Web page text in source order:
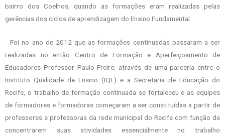
bairro dos Coelhos, quando as formações eram realizadas pelas
gerências dos ciclos de aprendizagem do Ensino Fundamental.
Foi no ano de 2012 que as formações continuadas passaram a ser
realizadas no então Centro de Formação e Aperfeiçoamento de
Educadores Professor Paulo Freire; através de uma parceria entre o
Instituto Qualidade de Ensino (IQE) e a Secretaria de Educação do
Recife, o trabalho de formação continuada se fortaleceu e as equipes
de formadores e formadoras começaram a ser constituídas a partir de
professores e professoras da rede municipal do Recife com função de
concentrarem suas atividades essencialmente no trabalho